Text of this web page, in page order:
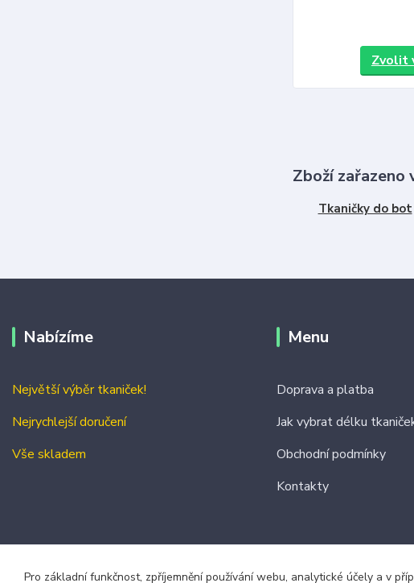
Zvolit
Zboží zařazeno
Tkaničky do bot
Nabízíme
Největší výběr tkaniček!
Nejrychlejší doručení
Vše skladem
Menu
Doprava a platba
Jak vybrat délku
Obchodní podmínky
Kontakty
Pro základní funkčnost, zpříjemnění používání webu, analytické účely a v